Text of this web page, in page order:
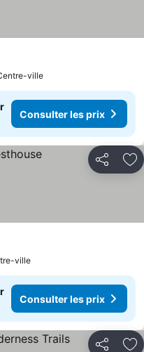
ville
Consulter les prix
Partager
ville
Consulter les prix